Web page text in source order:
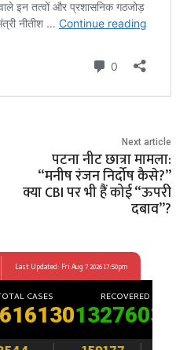
Next article
पटना नीट छात्रा मामला:
“मनीष रंजन निर्दोष कैसे?”
क्या CBI पर भी हैं कोई “ऊपरी
दबाव”?